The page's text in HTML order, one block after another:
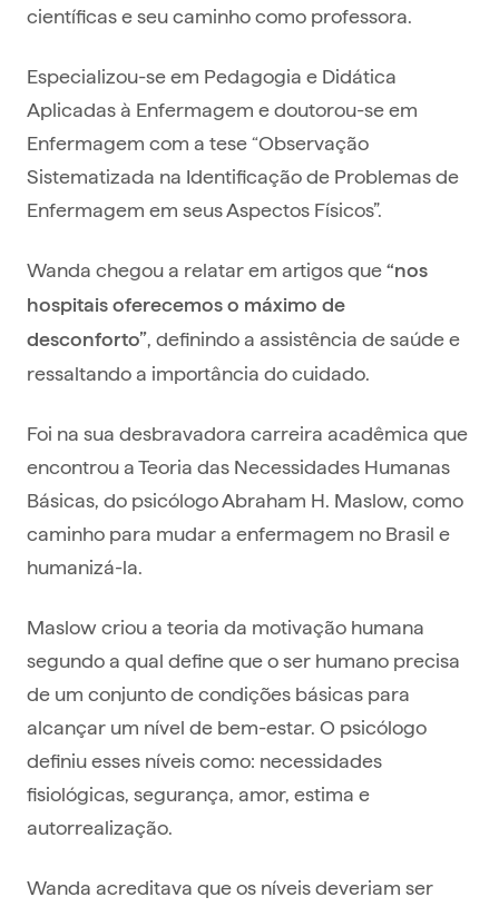
científicas e seu caminho como professora.
Especializou-se em Pedagogia e Didática
Aplicadas à Enfermagem e doutorou-se em
Enfermagem com a tese “Observação
Sistematizada na Identificação de Problemas de
Enfermagem em seus Aspectos Físicos”.
Wanda chegou a relatar em artigos que “nos
hospitais oferecemos o máximo de
desconforto”, definindo a assistência de saúde e
ressaltando a importância do cuidado.
Foi na sua desbravadora carreira acadêmica que
encontrou a Teoria das Necessidades Humanas
Básicas, do psicólogo Abraham H. Maslow, como
caminho para mudar a enfermagem no Brasil e
humanizá-la.
Maslow criou a teoria da motivação humana
segundo a qual define que o ser humano precisa
de um conjunto de condições básicas para
alcançar um nível de bem-estar. O psicólogo
definiu esses níveis como: necessidades
fisiológicas, segurança, amor, estima e
autorrealização.
Wanda acreditava que os níveis deveriam ser